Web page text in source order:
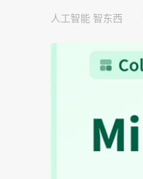
人工智能 智东西